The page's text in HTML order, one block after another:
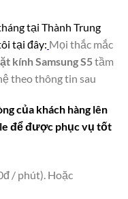
tại Thành Trung
tại đây: Mọi thắc mắc
kính Samsung S5tầm
theo thông tin sau
của khách hàng lên
để được phục vụ tốt
/ phút). Hoặc